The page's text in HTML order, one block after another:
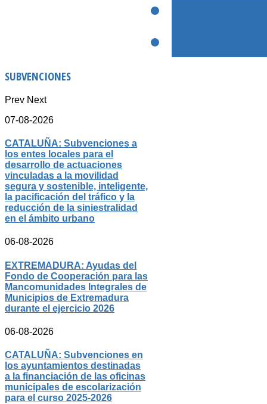
SUBVENCIONES
Prev Next
07-08-2026
CATALUÑA: Subvenciones a
los entes locales para el
desarrollo de actuaciones
vinculadas a la movilidad
segura y sostenible, inteligente,
la pacificación del tráfico y la
reducción de la siniestralidad
en el ámbito urbano
06-08-2026
EXTREMADURA: Ayudas del
Fondo de Cooperación para las
Mancomunidades Integrales de
Municipios de Extremadura
durante el ejercicio 2026
06-08-2026
CATALUÑA: Subvenciones en
los ayuntamientos destinadas
a la financiación de las oficinas
municipales de escolarización
para el curso 2025-2026